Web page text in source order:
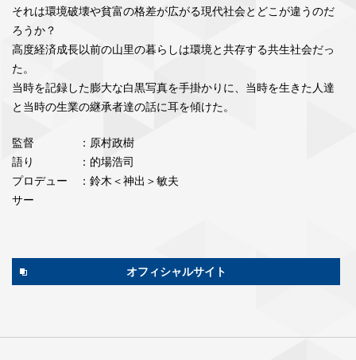
それは環境破壊や貧富の格差が広がる現代社会とどこが違うのだ
ろうか？
高度経済成長以前の山里の暮らしは環境と共存する共生社会だっ
た。
当時を記録した膨大な白黒写真を手掛かりに、当時を生きた人達
と当時の生業の継承者達の話に耳を傾けた。
監督
：原村政樹
語り
：的場浩司
プロデュー
サー
：鈴木＜神出＞敏夫
オフィシャルサイト